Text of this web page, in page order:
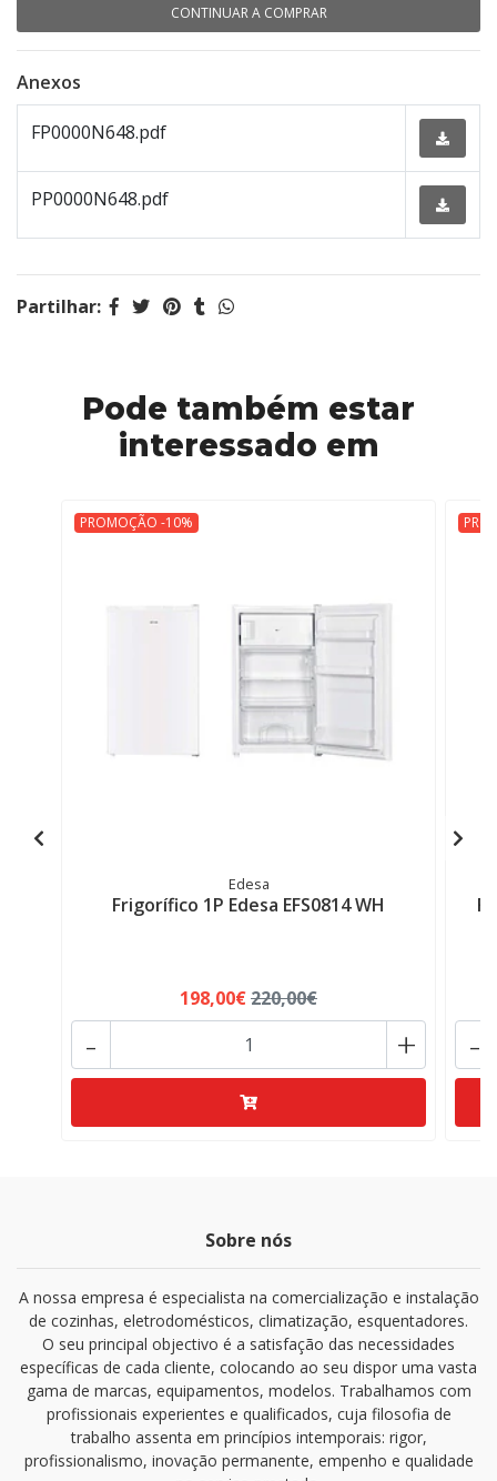
CONTINUAR A COMPRAR
Anexos
FP0000N648.pdf
PP0000N648.pdf
Partilhar:
Pode também estar
interessado em
PROMOÇÃO -10%
Edesa
Frigorífico 1P Edesa EFS0814 WH
198,00€220,00€
+
- -
Sobre nós
A nossa empresa é especialista na comercialização e instalação
de cozinhas, eletrodomésticos, climatização, esquentadores.
O seu principal objectivo é a satisfação das necessidades
específicas de cada cliente, colocando ao seu dispor uma vasta
gama de marcas, equipamentos, modelos. Trabalhamos com
profissionais experientes e qualificados, cuja filosofia de
trabalho assenta em princípios intemporais: rigor,
profissionalismo, inovação permanente, empenho e qualidade